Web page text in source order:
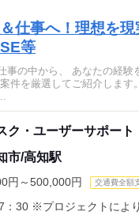
仕事へ！理想を
等
事の中から、 あなたの経験
選してご紹介します。 【具体的なプロジ
ク・ユーザーサポート
市/高知駅
円～500,000円 交通費全額
：30 ※プロジェクトによ